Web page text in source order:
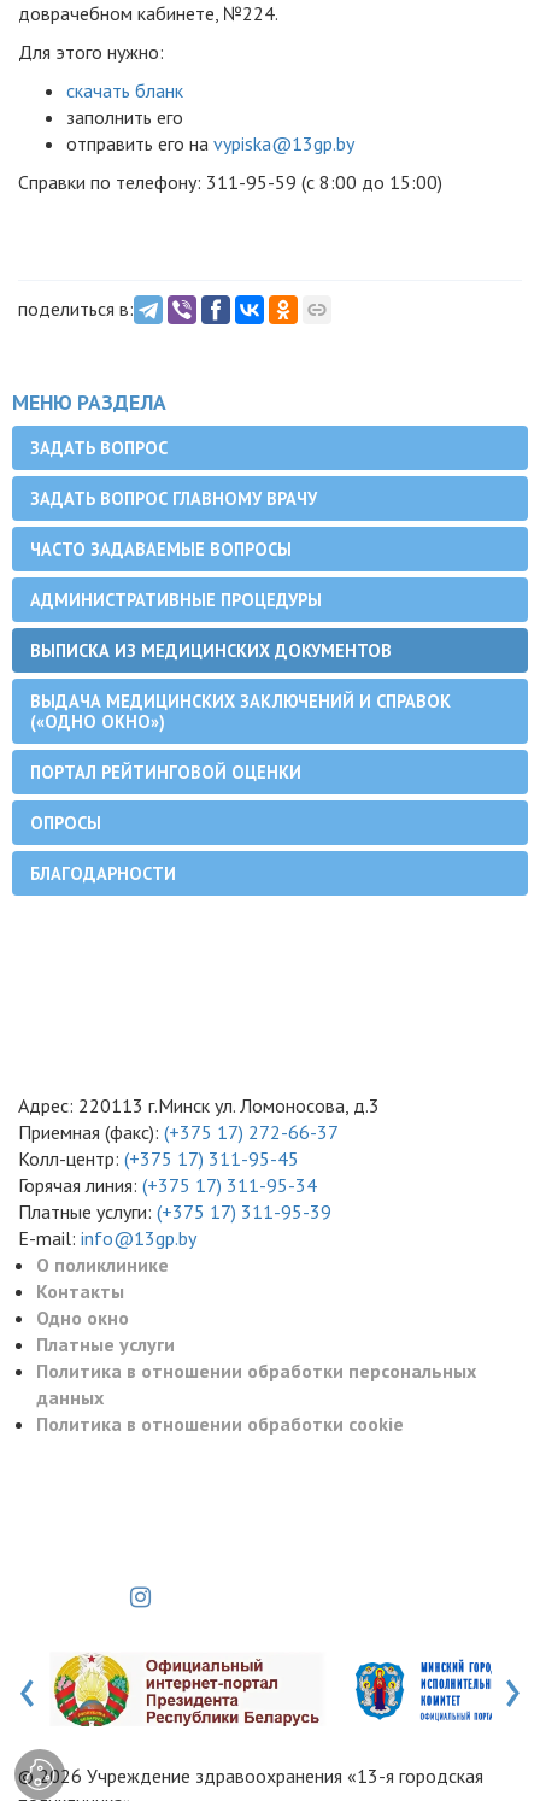
доврачебном кабинете, №224.
Для этого нужно:
скачать бланк
заполнить его
отправить его на vypiska@13gp.by
Справки по телефону: 311-95-59 (с 8:00 до 15:00)
поделиться в:
МЕНЮ РАЗДЕЛА
ЗАДАТЬ ВОПРОС
ЗАДАТЬ ВОПРОС ГЛАВНОМУ ВРАЧУ
ЧАСТО ЗАДАВАЕМЫЕ ВОПРОСЫ
АДМИНИСТРАТИВНЫЕ ПРОЦЕДУРЫ
ВЫПИСКА ИЗ МЕДИЦИНСКИХ ДОКУМЕНТОВ
ВЫДАЧА МЕДИЦИНСКИХ ЗАКЛЮЧЕНИЙ И СПРАВОК
(«ОДНО ОКНО»)
ПОРТАЛ РЕЙТИНГОВОЙ ОЦЕНКИ
ОПРОСЫ
БЛАГОДАРНОСТИ
Адрес: 220113 г.Минск ул. Ломоносова, д.3
Приемная (факс): (+375 17) 272-66-37
Колл-центр: (+375 17) 311-95-45
Горячая линия: (+375 17) 311-95-34
Платные услуги: (+375 17) 311-95-39
E-mail: info@13gp.by
О поликлинике
Контакты
Одно окно
Платные услуги
Политика в отношении обработки персональных
данных
Политика в отношении обработки cookie
‹ ›
© 2026 Учреждение здравоохранения «13-я городская